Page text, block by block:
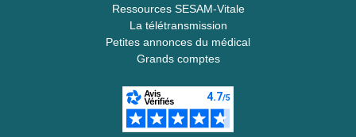
Ressources SESAM-Vitale
La télétransmission
Petites annonces du médical
Grands comptes